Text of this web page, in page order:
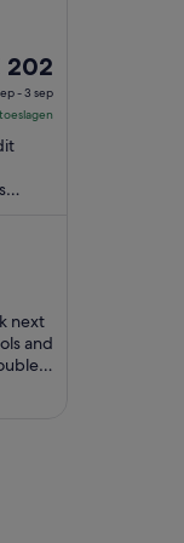
202
- 3 sep
next
and